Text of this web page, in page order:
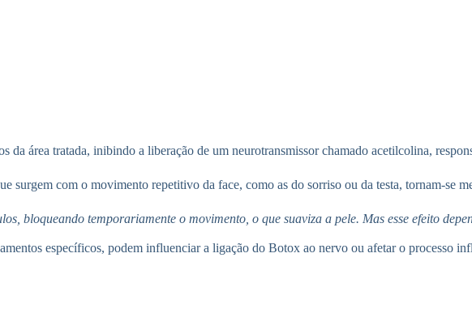
da área tratada, inibindo a liberação de um neurotransmissor chamado acetilcolina,
surgem com o movimento repetitivo da face, como as do sorriso ou da testa, tornam-se
bloqueando temporariamente o movimento, o que suaviza a pele. Mas esse efeito
específicos, podem influenciar a ligação do Botox ao nervo ou afetar o processo